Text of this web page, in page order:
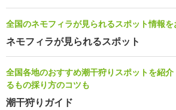
全国のネモフィラが見られるスポット情報
ネモフィラが見られるスポット
全国各地のおすすめ潮干狩りスポットを紹
るもの採り方のコツも
潮干狩りガイド